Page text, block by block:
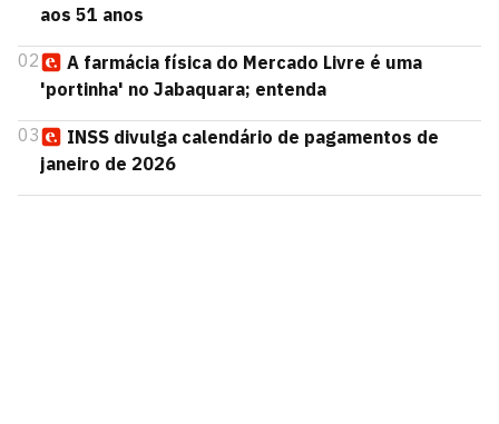
aos 51 anos
02
A farmácia física do Mercado Livre é uma
'portinha' no Jabaquara; entenda
03
INSS divulga calendário de pagamentos de
janeiro de 2026